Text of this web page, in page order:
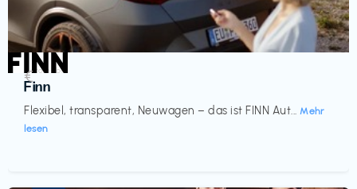
Automobil
Finn
Flexibel, transparent, Neuwagen – das ist FINN Aut... Mehr
lesen
€‎